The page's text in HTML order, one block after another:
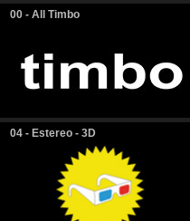
00 - All Timbo
04 - Estereo - 3D